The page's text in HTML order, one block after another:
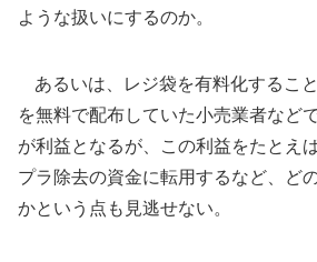
ような扱いにするのか。
あるいは、レジ袋を有料化するこ
を無料で配布していた小売業者など
が利益となるが、この利益をたとえ
プラ除去の資金に転用するなど、ど
かという点も見逃せない。